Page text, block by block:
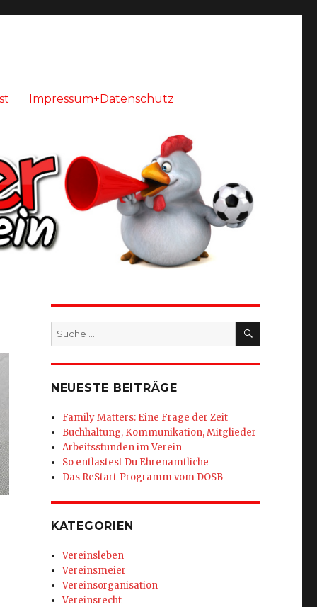
Impressum+Datenschutz
Suche
nach:
SUCHEN
NEUESTE BEITRÄGE
Family Matters: Eine Frage der Zeit
Buchhaltung, Kommunikation, Mitglieder
Arbeitsstunden im Verein
So entlastest Du Ehrenamtliche
Das ReStart-Programm vom DOSB
KATEGORIEN
Vereinsleben
Vereinsmeier
Vereinsorganisation
Vereinsrecht